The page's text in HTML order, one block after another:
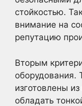
стойкостью.
внимание на
репутацию
Вторым
изготовлены
обладать